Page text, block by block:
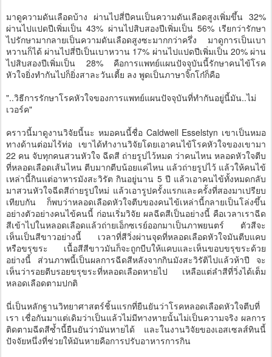
มาดูความดันเลือดบ้าง ผ่านไปสี่ปีคนเป็นความดันเลือดสูงเพิ่มขึ้น 32%
ผ่านไปแปดปีเพิ่มเป็น 43% ผ่านไปสิบสองปีเพิ่มเป็น 56% เรียกว่ารักษา
ไปรักษามากลายเป็นความดันเลือดสูงซะมากกว่าครึ่ง มาดูการเป็นเบา
หวานก็ได้ ผ่านไปสี่ปีเป็นเบาหวาน 17% ผ่านไปแปดปีเพิ่มเป็น 20% ผ่าน
ไปสิบสองปีเพิ่มเป็น 28% คือการแพทย์แผนปัจจุบันนี้รักษาคนไข้โรค
หัวใจยิ่งทำกันไปก็ยิ่งสาละวันเตี้ย ลง พูดเป็นภาษาจิ๊กโก๋ก็คือ
"..วิธีการรักษาโรคหัวใจของการแพทย์แผนปัจจุบันที่ทำกันอยู่นี้มัน..ไม่
เวอร์ค"
คราวนี้มาดูงานวิจัยนี้นะ หมอคนนี้ชื่อ Caldwell Esselstyn เขาเป็นหมอ
ทางด้านต่อมไร้ท่อ เขาได้ทำงานวิจัยโดยเอาคนไข้โรคหัวใจของเขามา
22 คน จับทุกคนสวนหัวใจ ฉีดสี ถ่ายรูปไว้หมด ว่าคนไหน หลอดหัวใจตีบ
ที่หลอดเลือดเส้นไหน ตีบมากตีบน้อยแค่ไหน แล้วถ่ายรูปไว้ แล้วให้คนไข้
เหล่านี้กินแต่อาหารมังสะวิรัต กินอยู่นาน 5 ปี แล้วเอาคนไข้ทั้งหมดกลับ
มาสวนหัวใจฉีดสีถ่ายรูปใหม่ แล้วเอารูปครั้งแรกและครั้งที่สองมาเปรียบ
เทียบกัน ก็พบว่าหลอดเลือดหัวใจตีบของคนไข้เหล่านี้กลายเป็นโล่งขึ้น
อย่างตัวอย่างคนไข้คนนี้ ก่อนเริ่มวิจัย ผลฉีดสีเป็นอย่างนี้ คือเวลาเราฉีด
สีเข้าไปในหลอดเลือดแล้วถ่ายเอ็กซเรย์ออกมาเป็นภาพยนตร์ ตัวสีจะ
เห็นเป็นสีขาวอย่างนี้ เวลาที่สีวิ่งผ่านจุดที่หลอดเลือดหัวใจมันตีบแคบ
หรือขรุขระ เนื้อสีสีขาวมันก็จะถูกบีบให้แคบและเห็นขอบขรุขระด้วย
อย่างนี้ ส่วนภาพนี้เป็นผลการฉีดสีหลังจากกินมังสะวิรัติไปแล้วห้าปี จะ
เห็นว่ารอยตีบรอยขรุขระที่หลอดเลือดหายไป เหลือแต่ลำสีที่วิ่งได้เต็ม
หลอดเลือดตามปกติ
นี่เป็นหลักฐานวิทยาศาสตร์ชิ้นแรกที่ยืนยันว่าโรคหลอดเลือดหัวใจตีบที่
เรา เชื่อกันมาแต่เดิมว่าเป็นแล้วไม่มีทางหายนั้นไม่เป็นความจริง ผลการ
ติดตามฉีดสีซ้ำนี้ยืนยันว่ามันหายได้ และในงานวิจัยของเอสเซลส์ทินนี้
ปัจจัยหนึ่งที่ช่วยให้มันหายคือการปรับอาหารการกิน